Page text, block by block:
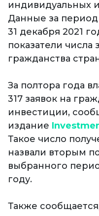
индивидуальных
Данные за период
31 декабря 2021
показатели числа
гражданства
За полтора года
317 заявок на
инвестиции,
издание
Такое число
назвали вторым
выбранного
году.
Также